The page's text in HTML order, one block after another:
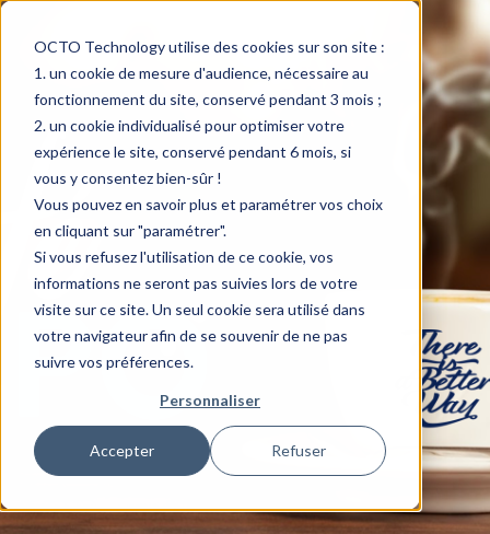
OCTO Technology utilise des cookies sur son site :
un cookie de mesure d'audience, nécessaire au
fonctionnement du site, conservé pendant 3 mois ;
un cookie individualisé pour optimiser votre
expérience le site, conservé pendant 6 mois, si
vous y consentez bien-sûr !
Vous pouvez en savoir plus et paramétrer vos choix
en cliquant sur "paramétrer".
Si vous refusez l'utilisation de ce cookie, vos
informations ne seront pas suivies lors de votre
visite sur ce site. Un seul cookie sera utilisé dans
votre navigateur afin de se souvenir de ne pas
suivre vos préférences.
Personnaliser
Accepter Refuser